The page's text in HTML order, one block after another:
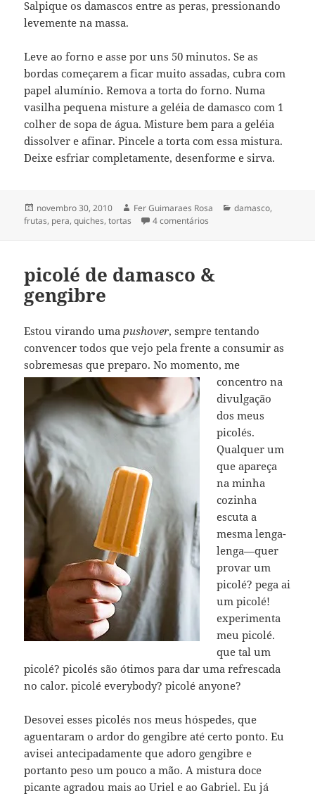
Salpique os damascos entre as peras, pressionando
levemente na massa.
Leve ao forno e asse por uns 50 minutos. Se as
bordas começarem a ficar muito assadas, cubra com
papel alumínio. Remova a torta do forno. Numa
vasilha pequena misture a geléia de damasco com 1
colher de sopa de água. Misture bem para a geléia
dissolver e afinar. Pincele a torta com essa mistura.
Deixe esfriar completamente, desenforme e sirva.
Publicado
em
novembro 30, 2010 Autor
Fer Guimaraes Rosa Categorias
damasco,
frutas, pera,quiches, tortas 4 comentários
picolé de damasco &
gengibre
Estou virando umapushover, sempre tentando
convencer todos que vejo pela frente a consumir as
sobremesas que preparo. No momento,me
concentro na
divulgação
dos meus
picolés.
Qualquer um
que apareça
na minha
cozinha
escuta a
mesma lenga-
lenga—quer
provar um
picolé? pega ai
um picolé!
experimenta
meu picolé.
que tal um
picolé? picolés são ótimos para dar uma refrescada
no calor. picolé everybody? picolé anyone?
Desovei esses picolés nos meus hóspedes, que
aguentaram o ardor do gengibre até certo ponto. Eu
avisei antecipadamente que adoro gengibre e
portanto peso um pouco a mão. A mistura doce
picante agradou mais ao Uriel e ao Gabriel. Eu já